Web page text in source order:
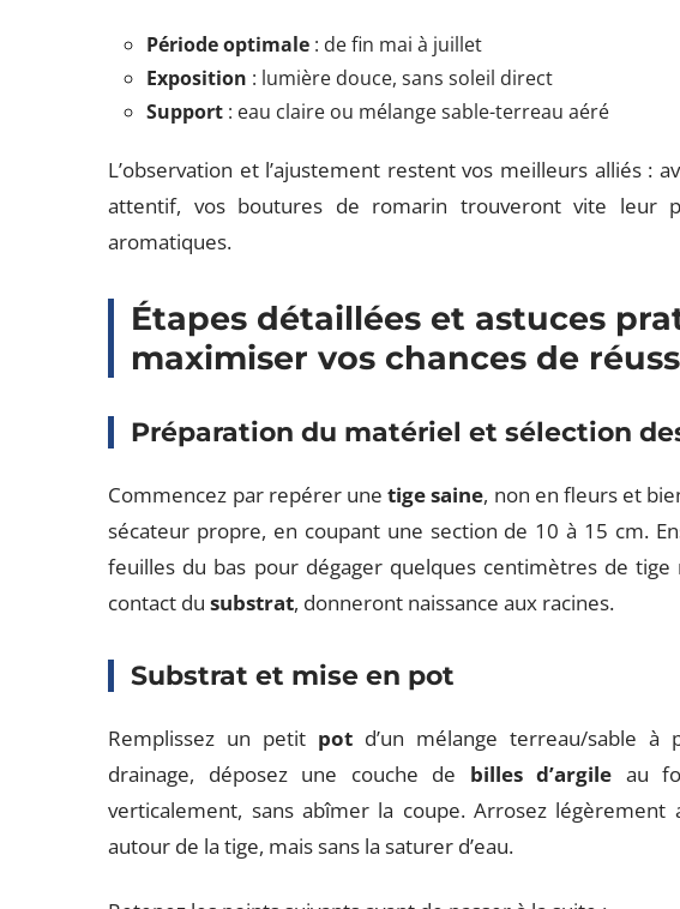
Période optimale : de fin mai à juillet
Exposition : lumière douce, sans soleil direct
Support : eau claire ou mélange sable-terreau aéré
L’observation et l’ajustement restent vos meilleurs alliés :
attentif, vos boutures de romarin trouveront vite leur
aromatiques.
Étapes détaillées et astuces
maximiser vos chances de
Préparation du matériel et sélection
Commencez par repérer unetige saine, non en fleurs et
sécateur propre, en coupant une section de 10 à 15 cm.
feuilles du bas pour dégager quelques centimètres de
contact dusubstrat, donneront naissance aux racines.
Substrat et mise en pot
Remplissez un petit pot d’un mélange terreau/sable
drainage, déposez une couche de billes d’argile au
verticalement, sans abîmer la coupe. Arrosez
autour de la tige, mais sans la saturer d’eau.